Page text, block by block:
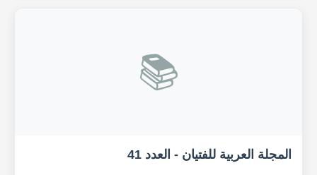
📚
المجلة العربية للفتيان - العدد 41